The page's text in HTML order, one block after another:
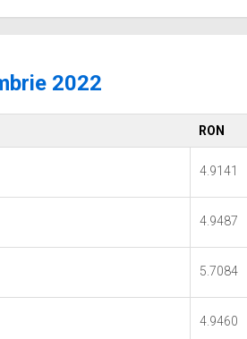
2022
RON
4.9141
4.9487
5.7084
4.9460